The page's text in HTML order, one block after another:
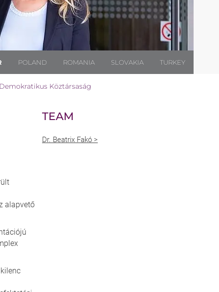
POLAND ROMANIA SLOVAKIA TURKEY
Köztársaság
alapvető
TEAM
Dr. Beatrix Fakó >